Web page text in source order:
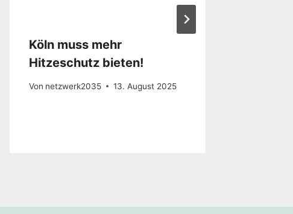
Köln muss mehr
Hitzeschutz bieten!
Von netzwerk2035 13. August 2025